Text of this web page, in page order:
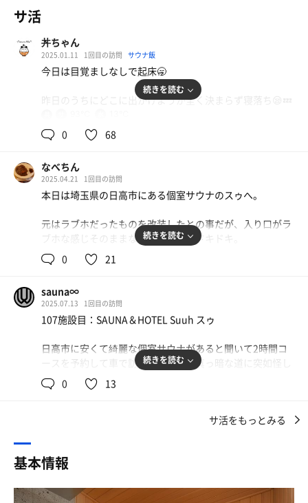
サ活
丼ちゃん
2025.01.11 1回目の訪問 サウナ飯
今日は目覚ましなしで起床🥱
昨日のうちにどこに出かけようか全く決まらず寝落ち😪💤
何となくイキタイのアプリを眺めて行けそうなところは
と...
おっ、ここにしよう☝️
善は急げ‼️
顔洗って
体重測って
道中で朝昼兼用でごはん食べよ😋
到着すると大行列😭
またの機会に🖐😢
とは行ってもほとんど行ったことがない💦
ごはんを食べるとき、悲しい出来事が...😭🥢
それではさっそくサウナへ🚙💨
続きを読む
0 68
なべちん
2025.04.21 1回目の訪問
本日は埼玉県の日高市にある個室サウナのスゥへ。
元はラブホだったものを改装したとの事だが、入り口がラ
ブホな感じそのままなのでちょっとドキドキ。
また、手前には本物のラブホもあるので間違えやすいか
も。
90分コースで入店。料金は3,200円と個室サウナではかな
りの手頃さ。
ちなみにPayPayなどは使えず、現金とカードのみとの
受付にて鍵を受け取り入室。
ビジネスホテルのシングルの部屋位の広さの休憩スペー
る。
分は要らないので消したが）
続きを読む
0 21
sauna∞
2025.07.13 1回目の訪問
107施設目：SAUNA＆HOTEL Suuh スゥ
日高市に安くて綺麗な個室サウナがあると聞いて2時間コ
ースを予約して車で訪問。何も無い真っ暗な道に突如怪し
い光が現れる様子は道路沿いのラブホそのもの。実際ラブ
ホをリノベしたとの事だが、立地や外観とは裏腹に入口に
トで水着をレンタル、レンタル代とサウナ代を支払い鍵を
に好きな音楽も流せるみたいなので、とくさしけんごさん
続きを読む
0 13
サ活をもっとみる
基本情報